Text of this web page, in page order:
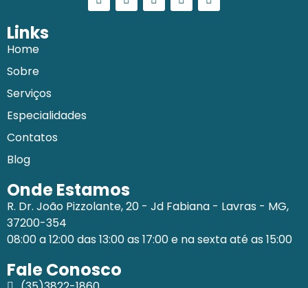
Links
Home
Sobre
Serviços
Especialidades
Contatos
Blog
Onde Estamos
R. Dr. João Pizzolante, 20 - Jd Fabiana - Lavras - MG,
37200-354
08:00 a 12:00 das 13:00 as 17:00 e na sexta até as 15:00
Fale Conosco